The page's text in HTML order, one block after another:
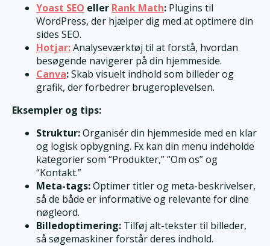
Yoast SEO eller Rank Math: Plugins til
WordPress, der hjælper dig med at optimere din
sides SEO.
Hotjar:Analyseværktøj til at forstå, hvordan
besøgende navigerer på din hjemmeside.
Canva:Skab visuelt indhold som billeder og
grafik, der forbedrer brugeroplevelsen.
Eksempler og tips:
Struktur:Organisér din hjemmeside med en klar
og logisk opbygning. Fx kan din menu indeholde
kategorier som “Produkter,” “Om os” og
“Kontakt.”
Meta-tags:Optimer titler og meta-beskrivelser,
så de både er informative og relevante for dine
nøgleord.
Billedoptimering: Tilføj alt-tekster til billeder,
så søgemaskiner forstår deres indhold.